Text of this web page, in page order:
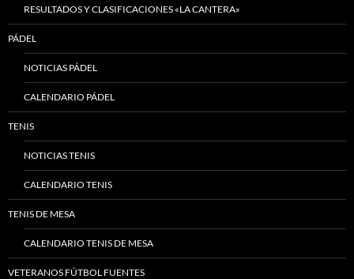
RESULTADOS Y CLASIFICACIONES «LA CANTERA»
PÁDEL
NOTICIAS PÁDEL
CALENDARIO PÁDEL
TENIS
NOTICIAS TENIS
CALENDARIO TENIS
TENIS DE MESA
CALENDARIO TENIS DE MESA
VETERANOS FÚTBOL FUENTES